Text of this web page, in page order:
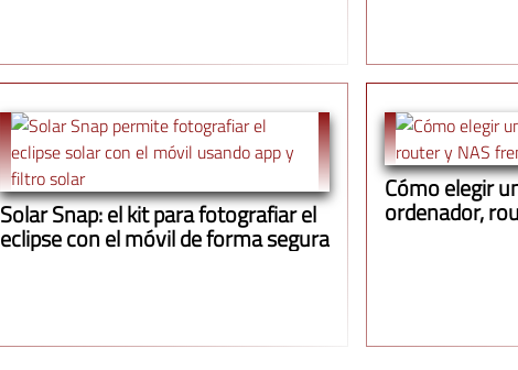
Solar Snap: el kit para fotografiar el
eclipse con el móvil de forma segura
Cómo elegir
ordenador,